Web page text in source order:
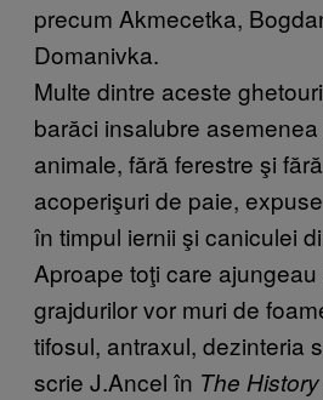
precum Akmecetka,
Domanivka.
Multe dintre aceste
barăci insalubre
animale, fără ferestre şi
acoperişuri de paie,
în timpul iernii şi caniculei
Aproape toţi care
grajdurilor vor muri de
tifosul, antraxul, dezinteria
scrie J.Ancel în The